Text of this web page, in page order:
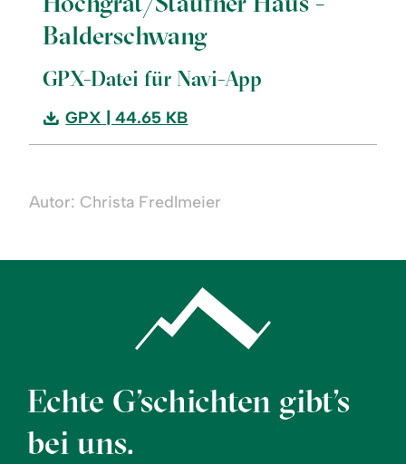
Balderschwang
GPX-Datei für Navi-App
Download:
Himmelsstürmer
der
-
Haus
-
Balderschwang
GPX | 44.65 KB
Autor: Christa Fredlmeier
Echte G’schichten gibt’s
bei uns.